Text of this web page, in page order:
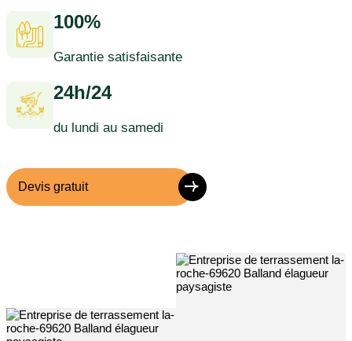
100%
Garantie satisfaisante
24h/24
du lundi au samedi
Devis gratuit